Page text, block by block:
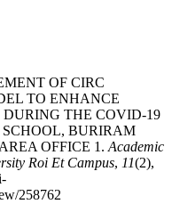
OF CIRC
TO ENHANCE
THE COVID-19
BURIRAM
OFFICE 1. Academic
Roi Et Campus, 11(2),
258762